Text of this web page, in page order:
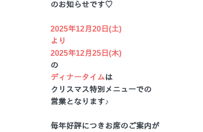
のお知らせです♡
2025年12月20日(土)
より
2025年12月25日(木)
の
ディナータイムは
クリスマス特別メニューでの
営業となります♪
毎年好評につきお席のご案内が